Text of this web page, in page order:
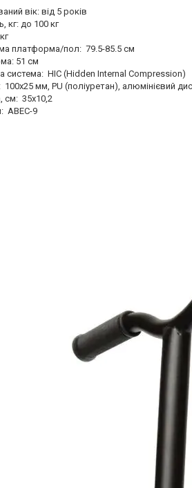
вік: від 5 років
кг: до 100 кг
платформа/пол: 79.5-85.5 см
51 см
система: HIC (Hidden Internal Compression)
мм, PU (поліуретан), алюмінієвий
см: 35х10,2
ABEC-9